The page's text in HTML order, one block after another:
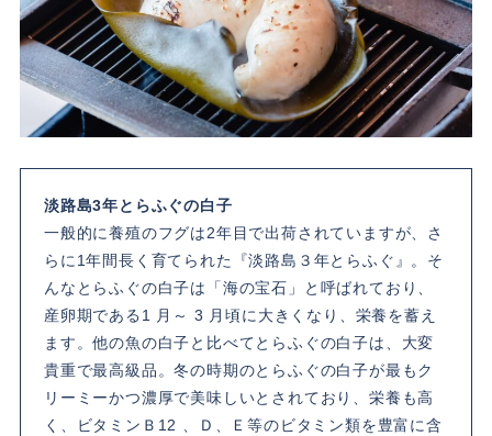
淡路島3年とらふぐの白子
一般的に養殖のフグは2年目で出荷されていますが、さ
らに1年間長く育てられた『淡路島３年とらふぐ』。そ
んなとらふぐの白子は「海の宝石」と呼ばれており、
産卵期である1 月～ 3 月頃に大きくなり、栄養を蓄え
ます。他の魚の白子と比べてとらふぐの白子は、大変
貴重で最高級品。冬の時期のとらふぐの白子が最もク
リーミーかつ濃厚で美味しいとされており、栄養も高
く、ビタミンＢ12 、Ｄ、Ｅ等のビタミン類を豊富に含